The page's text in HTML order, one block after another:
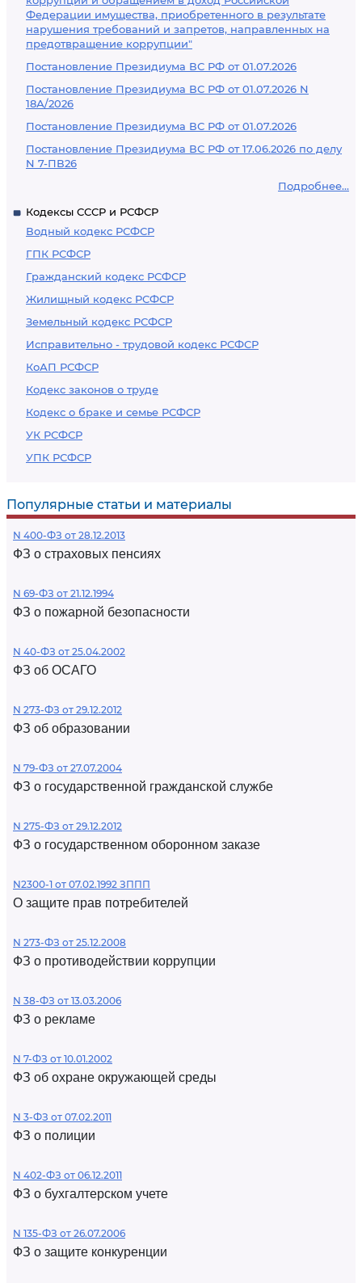
Федерации имущества, приобретенного в результате
нарушения требований и запретов, направленных на
предотвращение коррупции"
Постановление Президиума ВС РФ от 01.07.2026
Постановление Президиума ВС РФ от 01.07.2026 N
18А/2026
Постановление Президиума ВС РФ от 01.07.2026
Постановление Президиума ВС РФ от 17.06.2026 по делу
N 7-ПВ26
Подробнее...
Кодексы СССР и РСФСР
Водный кодекс РСФСР
ГПК РСФСР
Гражданский кодекс РСФСР
Жилищный кодекс РСФСР
Земельный кодекс РСФСР
Исправительно - трудовой кодекс РСФСР
КоАП РСФСР
Кодекс законов о труде
Кодекс о браке и семье РСФСР
УК РСФСР
УПК РСФСР
Популярные статьи и материалы
N 400-ФЗ от 28.12.2013
ФЗ о страховых пенсиях
N 69-ФЗ от 21.12.1994
ФЗ о пожарной безопасности
N 40-ФЗ от 25.04.2002
ФЗ об ОСАГО
N 273-ФЗ от 29.12.2012
ФЗ об образовании
N 79-ФЗ от 27.07.2004
ФЗ о государственной гражданской службе
N 275-ФЗ от 29.12.2012
ФЗ о государственном оборонном заказе
N2300-1 от 07.02.1992 ЗППП
О защите прав потребителей
N 273-ФЗ от 25.12.2008
ФЗ о противодействии коррупции
N 38-ФЗ от 13.03.2006
ФЗ о рекламе
N 7-ФЗ от 10.01.2002
ФЗ об охране окружающей среды
N 3-ФЗ от 07.02.2011
ФЗ о полиции
N 402-ФЗ от 06.12.2011
ФЗ о бухгалтерском учете
N 135-ФЗ от 26.07.2006
ФЗ о защите конкуренции